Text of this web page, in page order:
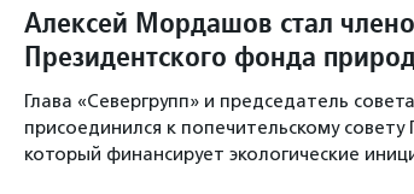
Алексей Мордашов стал
Президентского фонда
Глава «Севергрупп» и председатель
присоединился к попечительскому
который финансирует экологические